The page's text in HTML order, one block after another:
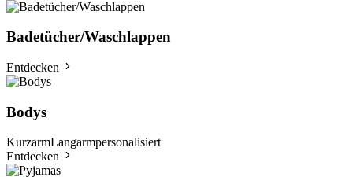
Badetücher/Waschlappen
Entdecken
Bodys
KurzarmLangarmpersonalisiert
Entdecken